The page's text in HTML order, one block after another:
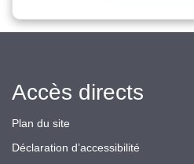
Accès directs
Plan du site
Déclaration d’accessibilité